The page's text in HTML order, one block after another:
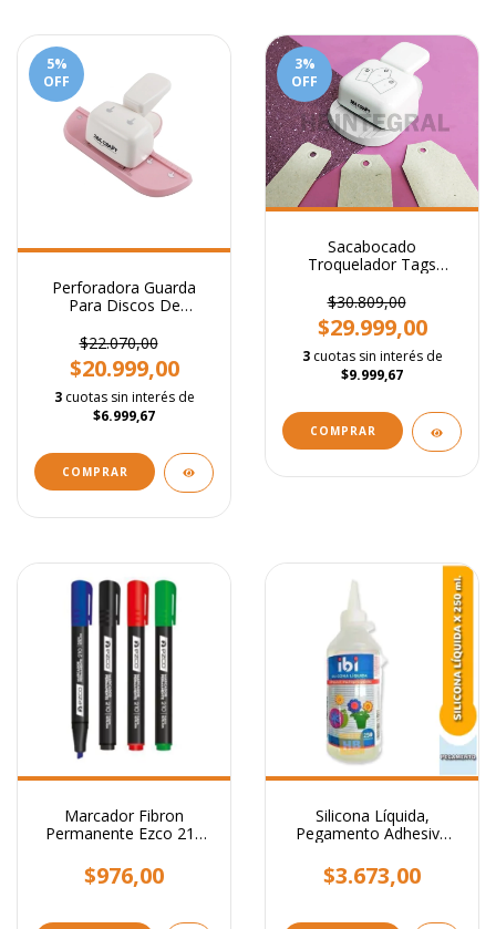
5%
OFF
Perforadora Guarda
Para Discos De
$22.070,00
$20.999,00
3 cuotas sin interés de
$6.999,67
3%
OFF
Sacabocado
Troquelador Tags
Regulable
$30.809,00
$29.999,00
3 cuotas sin interés de
$9.999,67
COMPRAR
Marcador Fibron
Permanente Ezco 210
$976,00
Silicona Líquida,
Pegamento Adhesivo
$3.673,00